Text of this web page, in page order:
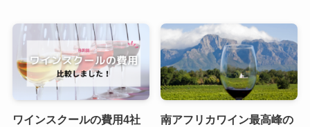
ワインスクールの費用4社
南アフリカワイン最高峰の